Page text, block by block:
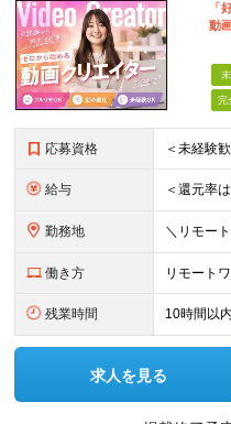
「
動
完
応募資格
給与
勤務地
働き方 リモート
残業時間 10時間以内
求人を見る